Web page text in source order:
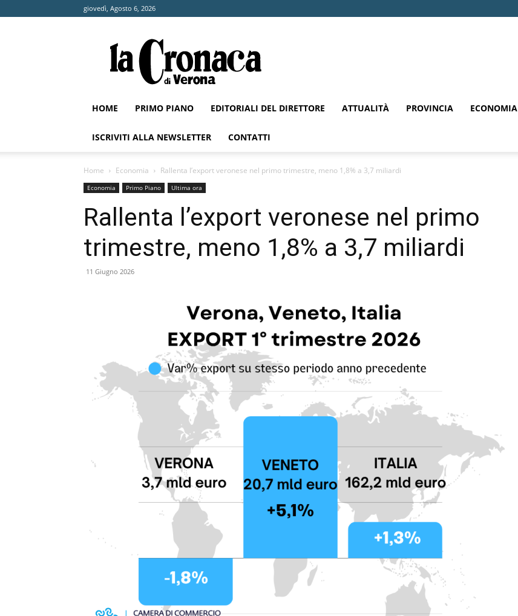
giovedì, Agosto 6, 2026
Cronaca
di
Verona
HOME PRIMO PIANO EDITORIALI DEL DIRETTORE ATTUALITÀ PROVINCIA ECONOMIA
ISCRIVITI ALLA NEWSLETTER CONTATTI
Home Economia Rallenta l’export veronese nel primo trimestre, meno 1,8% a 3,7 miliardi
Economia Primo Piano Ultima ora
Rallenta l’export veronese nel primo
trimestre, meno 1,8% a 3,7 miliardi
11 Giugno 2026